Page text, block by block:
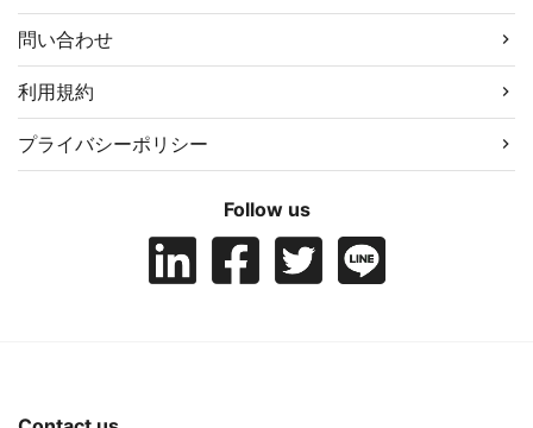
問い合わせ
利用規約
プライバシーポリシー
Follow us